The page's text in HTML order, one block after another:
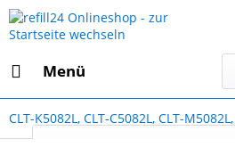
Menü
CLT-K5082L, CLT-C5082L, CLT-